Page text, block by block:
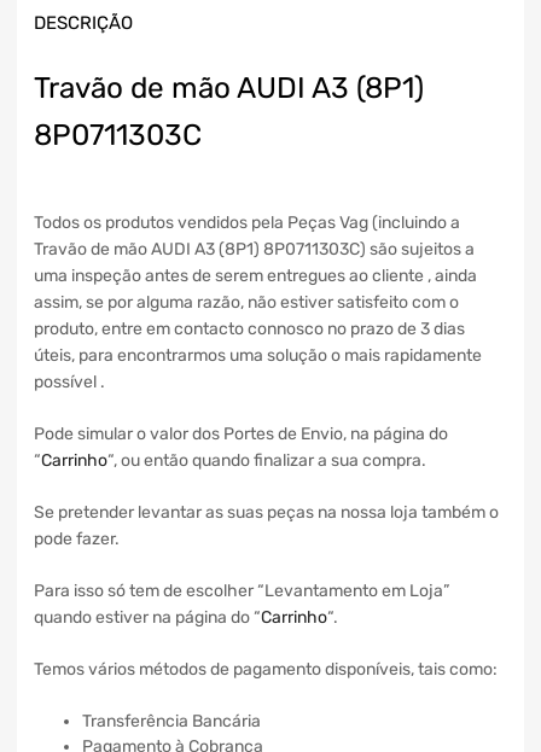
DESCRIÇÃO
Travão de mão AUDI A3 (8P1)
8P0711303C
Todos os produtos vendidos pela Peças Vag (incluindo a
Travão de mão AUDI A3 (8P1) 8P0711303C) são sujeitos a
uma inspeção antes de serem entregues ao cliente , ainda
assim, se por alguma razão, não estiver satisfeito com o
produto, entre em contacto connosco no prazo de 3 dias
úteis, para encontrarmos uma solução o mais rapidamente
possível .
Pode simular o valor dos Portes de Envio, na página do
“Carrinho“, ou então quando finalizar a sua compra.
Se pretender levantar as suas peças na nossa loja também o
pode fazer.
Para isso só tem de escolher “Levantamento em Loja”
quando estiver na página do “Carrinho“.
Temos vários métodos de pagamento disponíveis, tais como:
Transferência Bancária
Pagamento à Cobrança